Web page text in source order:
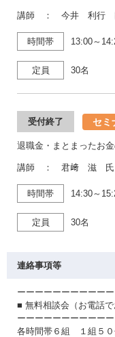
講師 ： 今井 利行
時間帯 13:00～
定員 30名
受付終了 セミ
退職金・まとまったお
講師 ： 君﨑 滋 氏
時間帯 14:30～
定員 30名
連絡事項等
ーーーーーーーーーー
■ 無料相談会（お電話で
ーーーーーーーーーー
各時間帯６組 １組５０